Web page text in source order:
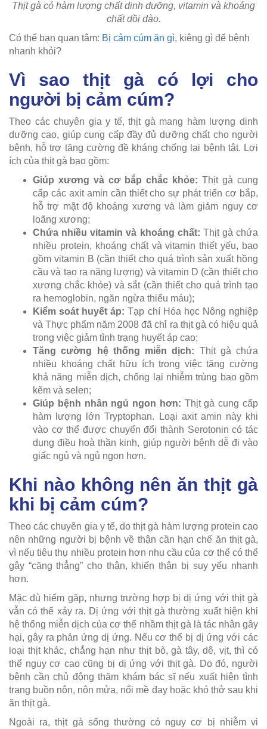
Thịt gà có hàm lượng chất dinh dưỡng, vitamin và khoáng
chất dồi dào.
Có thể bạn quan tâm: Bị cảm cúm ăn gì, kiêng gì để bệnh
nhanh khỏi?
Vì sao thịt gà có lợi cho
người bị cảm cúm?
Theo các chuyên gia y tế, thịt gà mang hàm lượng dinh
dưỡng cao, giúp cung cấp đầy đủ dưỡng chất cho người
bệnh, hỗ trợ tăng cường đề kháng chống lại bệnh tật. Lợi
ích của thịt gà bao gồm:
Giúp xương và cơ bắp chắc khỏe: Thịt gà cung
cấp các axit amin cần thiết cho sự phát triển cơ bắp,
hỗ trợ mật độ khoáng xương và làm giảm nguy cơ
loãng xương;
Chứa nhiều vitamin và khoáng chất: Thịt gà chứa
nhiều protein, khoáng chất và vitamin thiết yếu, bao
gồm vitamin B (cần thiết cho quá trình sản xuất hồng
cầu và tạo ra năng lượng) và vitamin D (cần thiết cho
xương chắc khỏe) và sắt (cần thiết cho quá trình tạo
ra hemoglobin, ngăn ngừa thiếu máu);
Kiểm soát huyết áp: Tạp chí Hóa học Nông nghiệp
và Thực phẩm năm 2008 đã chỉ ra thịt gà có hiệu quả
trong việc giảm tình trạng huyết áp cao;
Tăng cường hệ thống miễn dịch: Thịt gà chứa
nhiều khoáng chất hữu ích trong việc tăng cường
khả năng miễn dịch, chống lại nhiễm trùng bao gồm
kẽm và selen;
Giúp bệnh nhân ngủ ngon hơn: Thịt gà cung cấp
hàm lượng lớn Tryptophan. Loại axit amin này khi
vào cơ thể được chuyển đổi thành Serotonin có tác
dụng điều hoà thần kinh, giúp người bệnh dễ đi vào
giấc ngủ và ngủ ngon hơn.
Khi nào không nên ăn thịt gà
khi bị cảm cúm?
Theo các chuyên gia y tế, do thịt gà hàm lượng protein cao
nên những người bị bệnh về thận cần hạn chế ăn thịt gà,
vì nếu tiêu thụ nhiều protein hơn nhu cầu của cơ thể có thể
gây “căng thẳng” cho thận, khiến thận bị suy yếu nhanh
hơn.
Mặc dù hiếm gặp, nhưng trường hợp bị dị ứng với thịt gà
vẫn có thể xảy ra. Dị ứng với thịt gà thường xuất hiện khi
hệ thống miễn dịch của cơ thể nhầm thịt gà là tác nhân gây
hại, gây ra phản ứng dị ứng. Nếu cơ thể bị dị ứng với các
loại thịt khác, chẳng hạn như thịt bò, gà tây, dê, vịt, thì có
thể nguy cơ cao cũng bị dị ứng với thịt gà. Do đó, người
bệnh cần chủ động thăm khám bác sĩ nếu xuất hiện tình
trạng buồn nôn, nôn mửa, nổi mề đay hoặc khó thở sau khi
ăn thịt gà.
Ngoài ra, thịt gà sống thường có nguy cơ bị nhiễm vi